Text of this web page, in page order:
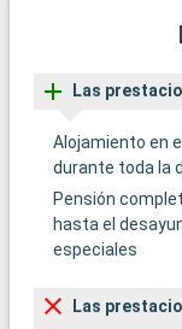
Las
Alojamiento en
durante toda la
Pensión
hasta el
especiales
Las